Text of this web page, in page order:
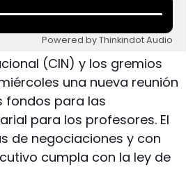
Powered by Thinkindot Audio
(CIN) y los gremios
una nueva reunión
fondos para las
para los profesores. El
de negociaciones y con
cumpla con la ley de